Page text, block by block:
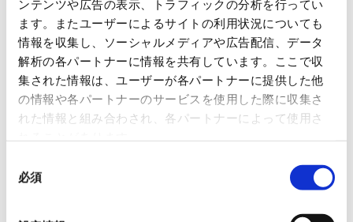
ンテンツや広告の表示、トラフィックの分析を行ってい
ます。またユーザーによるサイトの利用状況についても
情報を収集し、ソーシャルメディアや広告配信、データ
解析の各パートナーに情報を共有しています。ここで収
集された情報は、ユーザーが各パートナーに提供した他
の情報や各パートナーのサービスを使用した際に収集さ
れた情報と組み合わされ、各パートナーによって使用さ
必須